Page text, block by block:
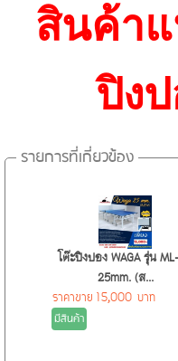
ทำให้ลูกเทนนิส Diadem
ทางและสปินของลูกได้ดียิ่งขึ้
นักกีฬาเทนนิสที่ต้องการยกระ
อย่างเข้มข้นหรือการแข่งขันจ
Duty คือตัวเลือกที่ตอบโจทย์ เ
งานที่หนักหน่วงและมอบประ
เทนนิสคุณภาพสูง เพื่อเกมที่ดุ
คุ้ม ให้คุณพร้อมลงสนามได้ทั
จุดเด่นของลูกเทนนิส Diadem
ความทนทานเป็นเลิศ (Extra
สึกหรอเป็นพิเศษ เหมาะกับก
มักจะทำให้ลูกเทนนิสทั่วไปช
ไม่ต้องเปลี่ยนลูกบ่อยๆ
ประสิทธิภาพการเด้งคงที่
มาให้มีการเด้งที่สม่ำเสมอแ
ได้ดีขึ้น เพิ่มความมั่นใจในกา
สินค้า
ปิงป
รายการที่เกี่ยวข้อง
โต๊ะปิงปอง WAGA รุ่น
25mm. (ส...
ราคาขาย 15,000 บาท
มีสินค้า